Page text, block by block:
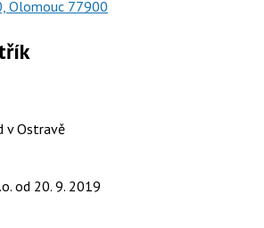
Olomouc 77900
v Ostravě
od 20. 9. 2019